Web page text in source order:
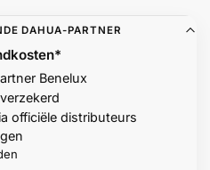
DAHUA-PARTNER
Benelux
officiële distributeurs